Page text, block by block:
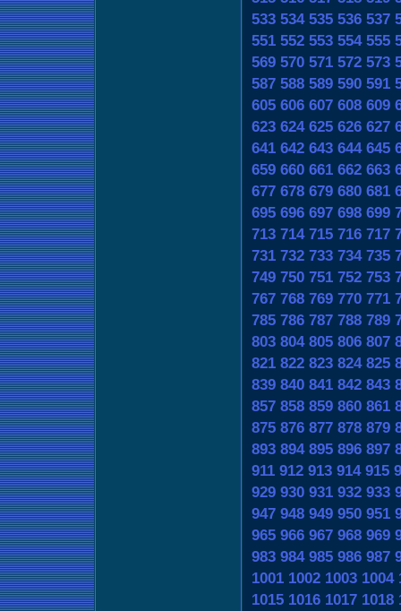
533 534 535 536 537
551 552 553 554 555
569 570 571 572 573
587 588 589 590 591
605 606 607 608 609
623 624 625 626 627
641 642 643 644 645
659 660 661 662 663
677 678 679 680 681
695 696 697 698 699
713 714 715 716 717
731 732 733 734 735
749 750 751 752 753
767 768 769 770 771
785 786 787 788 789
803 804 805 806 807
821 822 823 824 825
839 840 841 842 843
857 858 859 860 861
875 876 877 878 879
893 894 895 896 897
911 912 913 914 915
929 930 931 932 933
947 948 949 950 951
965 966 967 968 969
983 984 985 986 987
1001 1002 1003 1004
1015 1016 1017 1018